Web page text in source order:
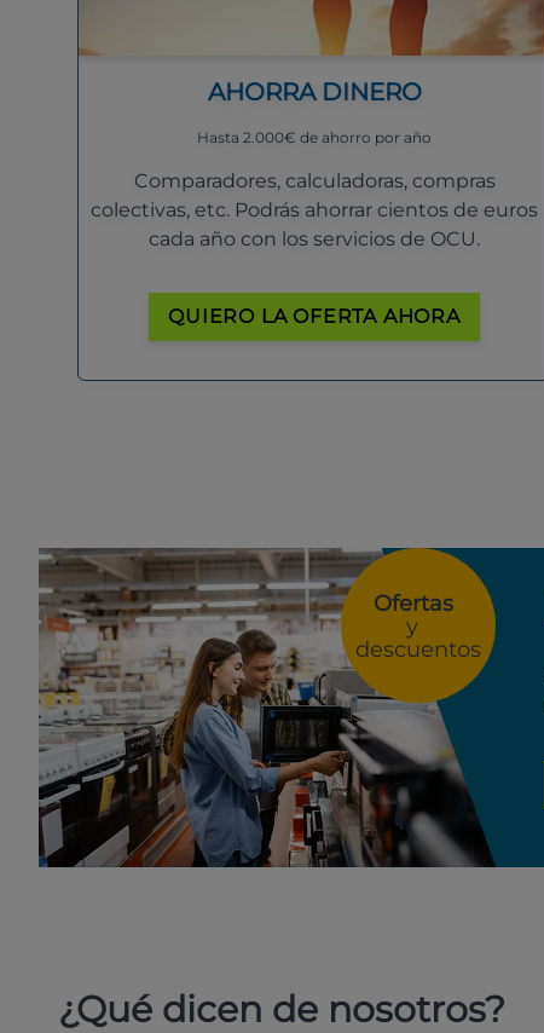
AHORRA DINERO
Hasta 2.000€ de ahorro por año
Comparadores, calculadoras, compras
colectivas, etc. Podrás ahorrar cientos de euros
cada año con los servicios de OCU.
QUIERO LA OFERTA AHORA
Ofertas
y
descuentos
¿Qué dicen de nosotros?